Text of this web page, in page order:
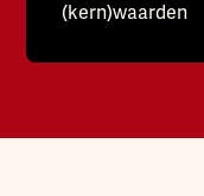
(kern)waarden